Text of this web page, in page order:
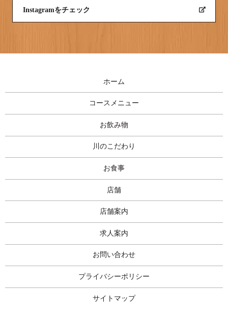
Instagramをチェック
ホーム
コースメニュー
お飲み物
川のこだわり
お食事
店舗
店舗案内
求人案内
お問い合わせ
プライバシーポリシー
サイトマップ